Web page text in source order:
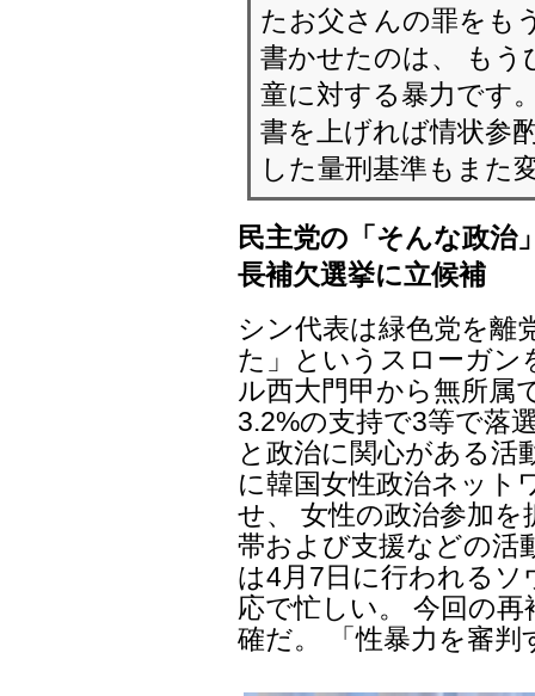
たお父さんの罪をも
書かせたのは、 もう
童に対する暴力です
書を上げれば情状参
した量刑基準もまた
民主党の「そんな政治
長補欠選挙に立候補
シン代表は緑色党を離
た」というスローガン
ル西大門甲から無所属
3.2%の支持で3等で落
と政治に関心がある活
に韓国女性政治ネット
せ、 女性の政治参加
帯および支援などの活
は4月7日に行われるソ
応で忙しい。 今回の
確だ。 「性暴力を審